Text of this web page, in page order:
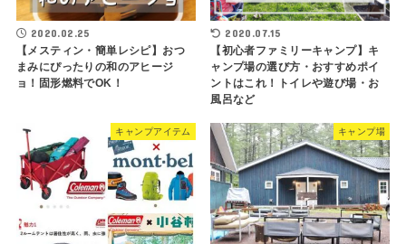
2020.02.25
【メスティン・簡単レシピ】おつ
まみにぴったりの和のアヒージ
ョ！固形燃料でOK！
2020.07.15
【初心者ファミリーキャンプ】キ
ャンプ場の選び方・おすすめポイ
ントはこれ！トイレや遊び場・お
風呂など
キャンプアイテム キャンプ場